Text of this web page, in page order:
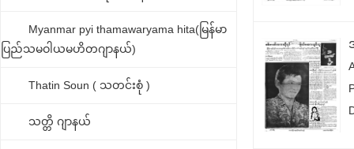
Myanmar pyi thamawaryama hita(မြန်မာ
ပြည်သမဝါယမဟိတဂျာနယ်)
Thatin Soun ( သတင်းစုံ )
သတ္တိ ဂျာနယ်